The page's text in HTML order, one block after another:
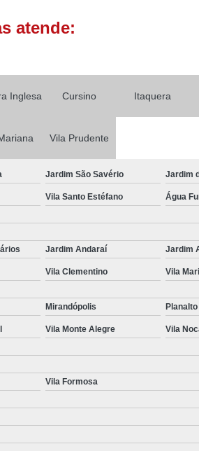
Laudo de Transferência Carro
Laudo de Transferência Veicular
Laudo de Vistoria para Transferência
Laudo Completo de Transferência
Laudo Completo
Laudo Completo para Transferência
Laudo de Transferência
Laudo para Transferência de Veículo
Laudo para Transferência
Perícia Cautelar Automotiva
Perícia
Perícia Cautelar de Veículos
Perícia Cautelar para Carros
Perícia Cautelar para
Vistoria de Identificação Veicular
atende:
Inglesa Cursino Itaquera
Vila Prudente
Jardim São Savério Jardim
Vila Santo Estéfano
Água
Jardim Andaraí Jardim
Vila Clementino
Vila
Mirandópolis
Vila Monte Alegre Vila
Vila Formosa